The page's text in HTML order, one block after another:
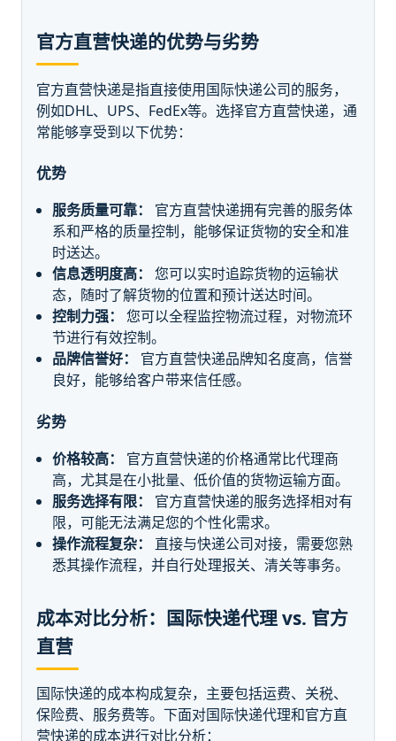
官方直营快递的优势与劣势
官方直营快递是指直接使用国际快递公司的服务，
例如DHL、UPS、FedEx等。选择官方直营快递，通
常能够享受到以下优势：
优势
服务质量可靠：
官方直营快递拥有完善的服务体
系和严格的质量控制，能够保证货物的安全和准
时送达。
信息透明度高：
您可以实时追踪货物的运输状
态，随时了解货物的位置和预计送达时间。
控制力强：
您可以全程监控物流过程，对物流环
节进行有效控制。
品牌信誉好：
官方直营快递品牌知名度高，信誉
良好，能够给客户带来信任感。
劣势
价格较高：
官方直营快递的价格通常比代理商
高，尤其是在小批量、低价值的货物运输方面。
服务选择有限：
官方直营快递的服务选择相对有
限，可能无法满足您的个性化需求。
操作流程复杂：
直接与快递公司对接，需要您熟
悉其操作流程，并自行处理报关、清关等事务。
成本对比分析：国际快递代理 vs. 官方
直营
国际快递的成本构成复杂，主要包括运费、关税、
保险费、服务费等。下面对国际快递代理和官方直
营快递的成本进行对比分析：